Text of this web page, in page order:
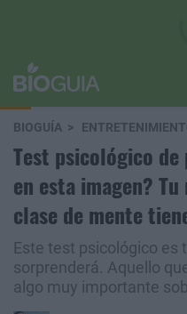
BIOGUÍA
Test psicológico de
en esta imagen?
clase de mente
Este test psicológico es
sorprenderá. Aquello
algo muy importante